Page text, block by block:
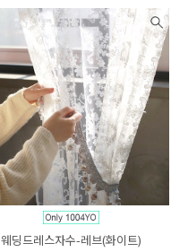
웨딩드레스자수-레브(화이트)